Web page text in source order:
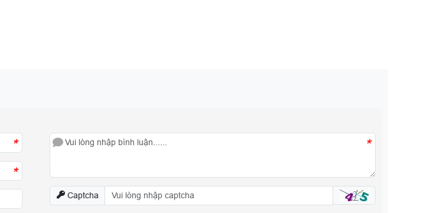
*
*
*
Captcha